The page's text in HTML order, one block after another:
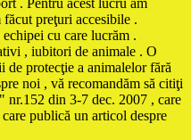
preţuri accesibile .
cu care lucrăm .
, iubitori de animale . O
protecţie a animalelor fără
noi , vă recomandăm să citiţi
nr.152 din 3-7 dec. 2007 , care
publică un articol despre